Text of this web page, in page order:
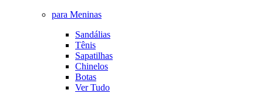
para Meninas
Sandálias
Tênis
Sapatilhas
Chinelos
Botas
Ver Tudo